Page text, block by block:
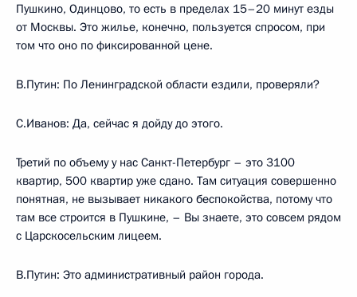
Пушкино, Одинцово, то есть в пределах 15–20 минут езды
от Москвы. Это жилье, конечно, пользуется спросом, при
том что оно по фиксированной цене.
В.Путин: По Ленинградской области ездили, проверяли?
С.Иванов: Да, сейчас я дойду до этого.
Третий по объему у нас Санкт-Петербург – это 3100
квартир, 500 квартир уже сдано. Там ситуация совершенно
понятная, не вызывает никакого беспокойства, потому что
там все строится в Пушкине, – Вы знаете, это совсем рядом
с Царскосельским лицеем.
В.Путин: Это административный район города.